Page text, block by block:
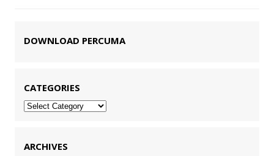
DOWNLOAD PERCUMA
CATEGORIES
Categories
ARCHIVES